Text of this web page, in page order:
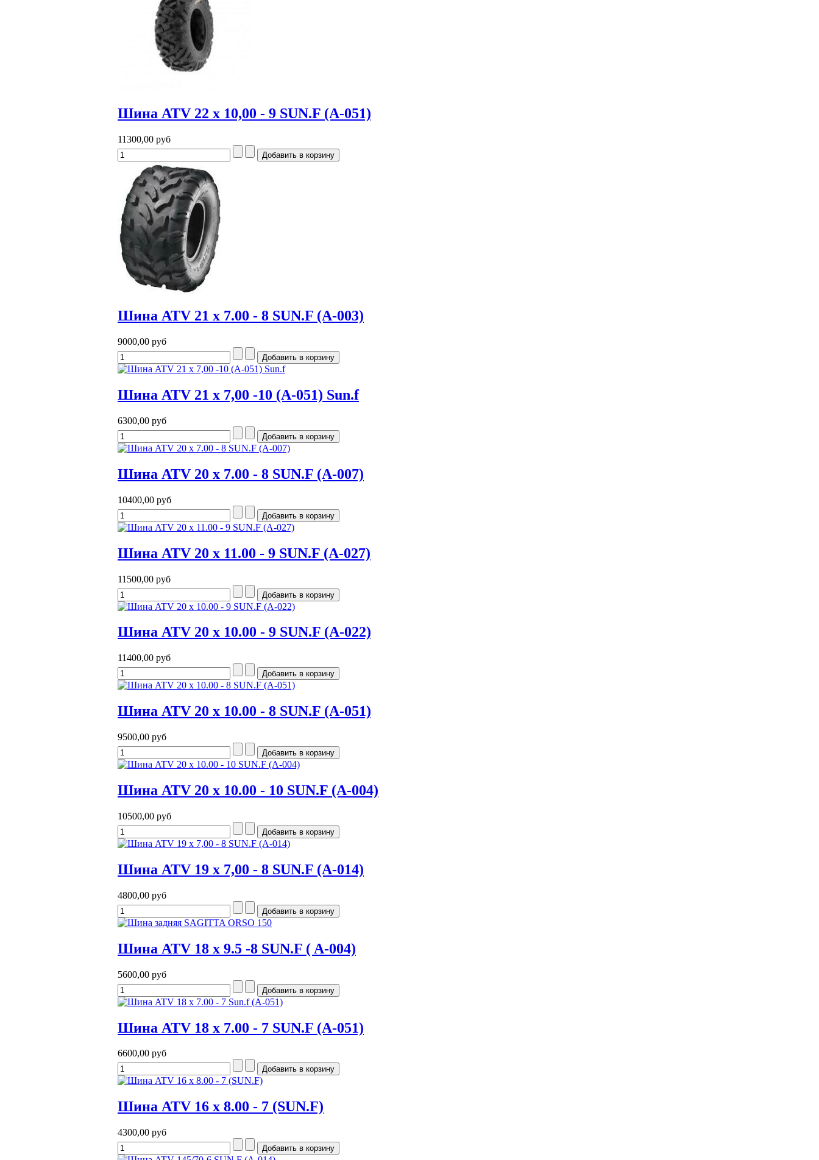
Шина ATV 22 x 10,00 - 9 SUN.F (A-051)
11300,00 руб
Шина ATV 21 x 7.00 - 8 SUN.F (A-003)
9000,00 руб
Шина ATV 21 x 7,00 -10 (A-051) Sun.f
6300,00 руб
Шина ATV 20 x 7.00 - 8 SUN.F (A-007)
10400,00 руб
Шина ATV 20 x 11.00 - 9 SUN.F (A-027)
11500,00 руб
Шина ATV 20 x 10.00 - 9 SUN.F (A-022)
11400,00 руб
Шина ATV 20 x 10.00 - 8 SUN.F (A-051)
9500,00 руб
Шина ATV 20 x 10.00 - 10 SUN.F (A-004)
10500,00 руб
Шина ATV 19 x 7,00 - 8 SUN.F (A-014)
4800,00 руб
Шина ATV 18 x 9.5 -8 SUN.F ( A-004)
5600,00 руб
Шина ATV 18 x 7.00 - 7 SUN.F (A-051)
6600,00 руб
Шина ATV 16 x 8.00 - 7 (SUN.F)
4300,00 руб